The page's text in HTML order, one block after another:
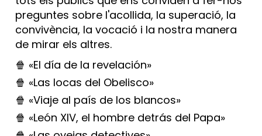
preguntes sobre l'acollida, la superació, la
convivència, la vocació i la nostra manera
de mirar els altres.
🍿 «El día de la revelación»
🍿 «Las locas del Obelisco»
🍿 «Viaje al país de los blancos»
🍿 «León XIV, el hombre detrás del Papa»